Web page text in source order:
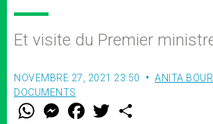
Et visite du Premier
NOVEMBRE 27, 2021 23:50
ANITA
DOCUMENTS
W M
e
F
a w